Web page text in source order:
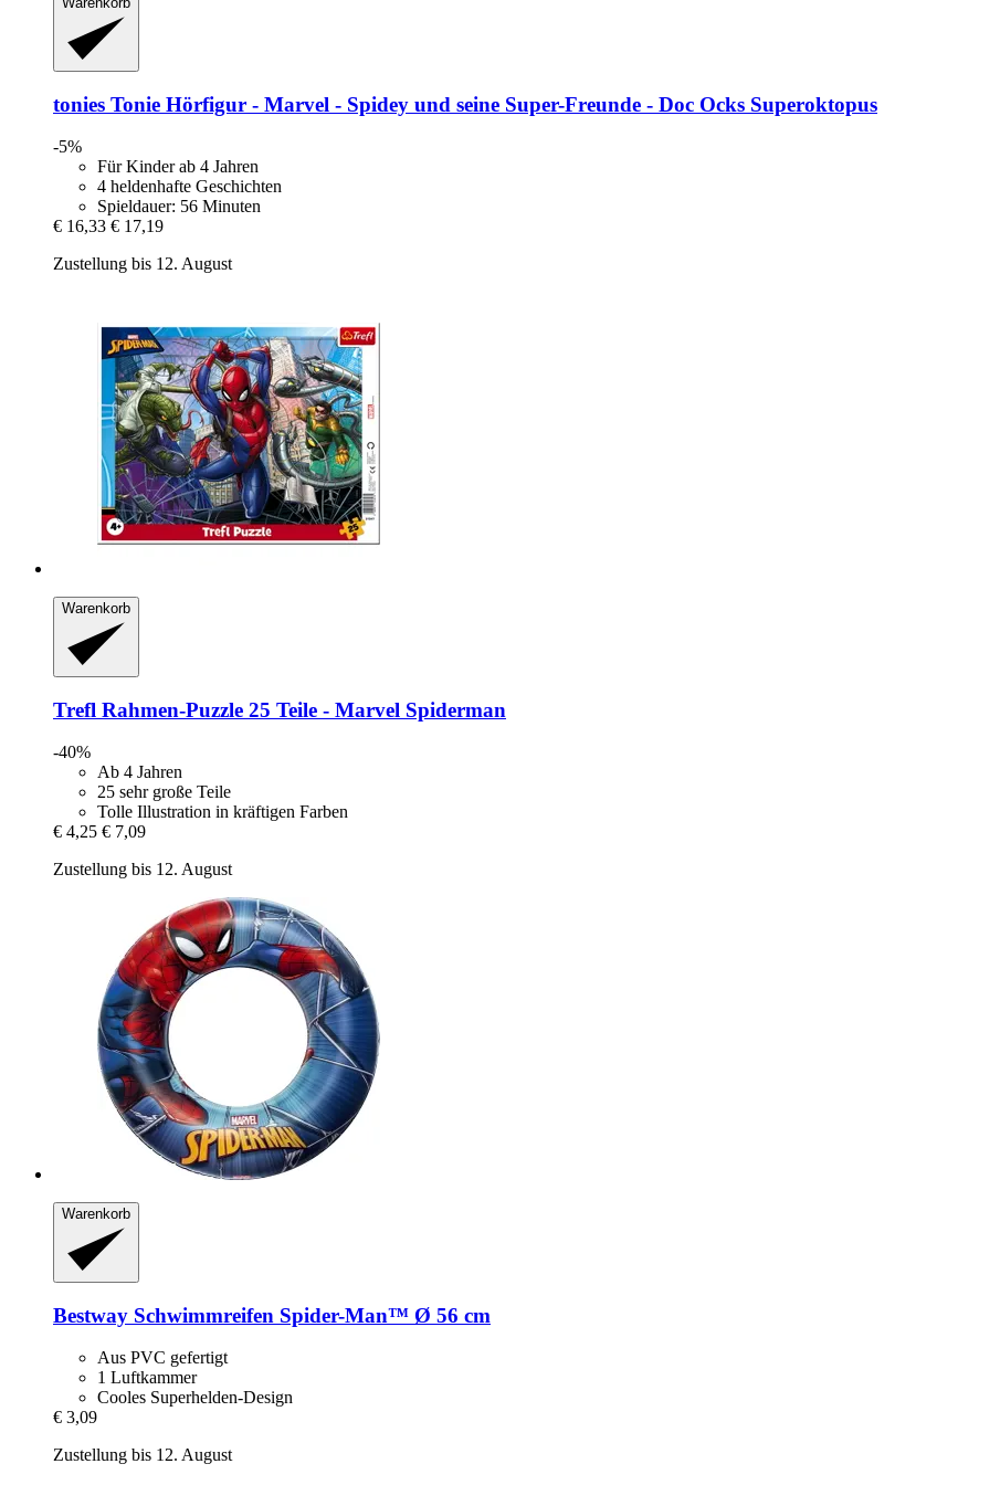
tonies Tonie Hörfigur -​ Marvel -​ Spidey und seine Super-​Freunde -​ Doc Ocks Superoktopus
-5%
Für Kinder ab 4 Jahren
4 heldenhafte Geschichten
Spieldauer: 56 Minuten
€ 16,33 € 17,19
Zustellung bis 12. August
Warenkorb
Trefl Rahmen-​Puzzle 25 Teile -​ Marvel Spiderman
-40%
Ab 4 Jahren
25 sehr große Teile
Tolle Illustration in kräftigen Farben
€ 4,25 € 7,09
Zustellung bis 12. August
Warenkorb
Bestway Schwimmreifen Spider-​Man™ Ø 56 cm
Aus PVC gefertigt
1 Luftkammer
Cooles Superhelden-Design
€ 3,09
Zustellung bis 12. August